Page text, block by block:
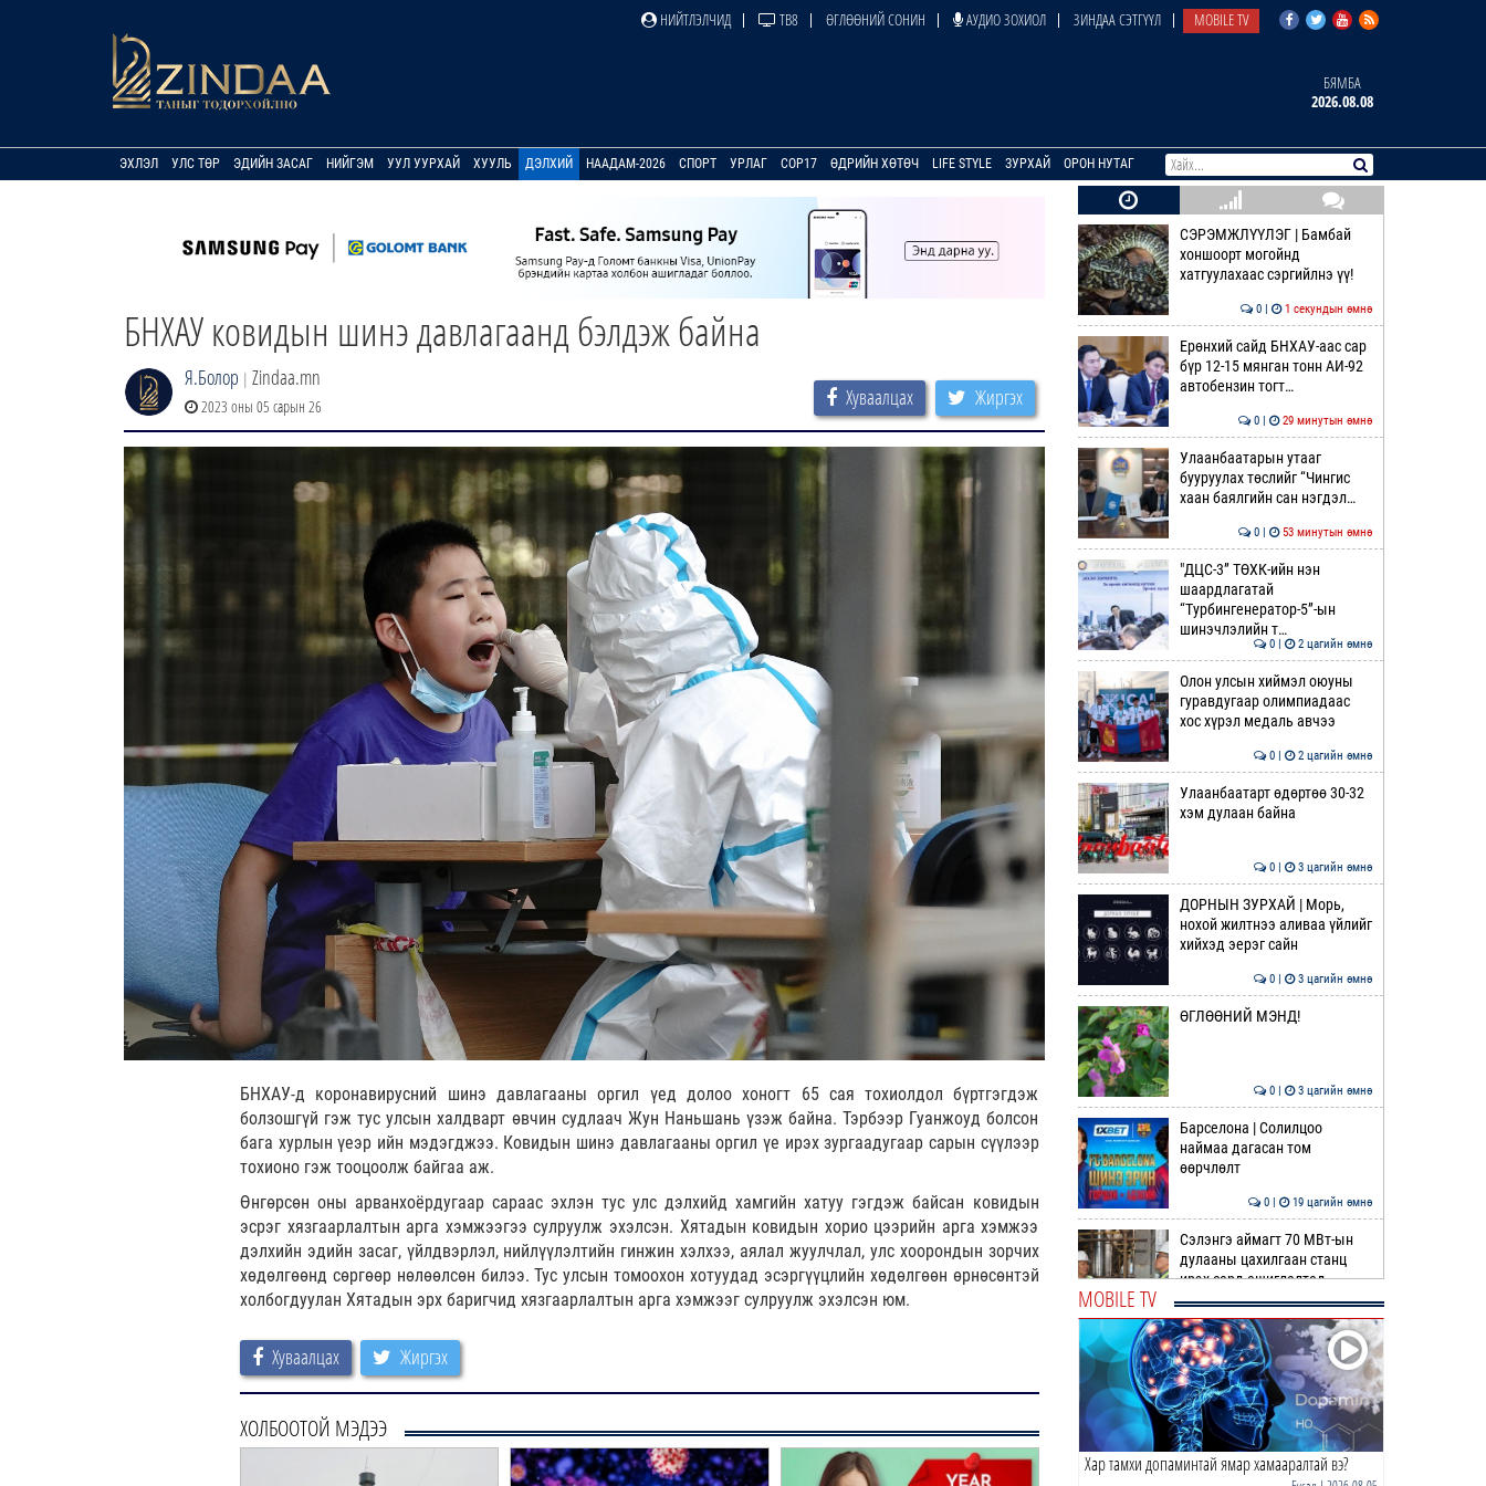
НИЙТЛЭЛЧИД ТВ8 ӨГЛӨӨНИЙ СОНИН АУДИО ЗОХИОЛ ЗИНДАА СЭТГҮҮЛ MOBILE TV
БЯМБА
2026.08.08
ЭХЛЭЛ УЛС ТӨР ЭДИЙН ЗАСАГ НИЙГЭМ УУЛ УУРХАЙ ХУУЛЬ ДЭЛХИЙ НААДАМ-2026 СПОРТ УРЛАГ COP17 ӨДРИЙН ХӨТӨЧ LIFE STYLE ЗУРХАЙ ОРОН НУТАГ
БНХАУ ковидын шинэ давлагаанд бэлдэж байна
Я.Болор | Zindaa.mn
2023 оны 05 сарын 26 Хуваалцах Жиргэх
БНХАУ-д коронавирусний шинэ давлагааны оргил үед долоо хоногт 65 сая тохиолдол бүртгэгдэж
болзошгүй гэж тус улсын халдварт өвчин судлаач Жун Наньшань үзэж байна. Тэрбээр Гуанжоуд болсон
бага хурлын үеэр ийн мэдэгджээ. Ковидын шинэ давлагааны оргил үе ирэх зургаадугаар сарын сүүлээр
тохионо гэж тооцоолж байгаа аж.
Өнгөрсөн оны арванхоёрдугаар сараас эхлэн тус улс дэлхийд хамгийн хатуу гэгдэж байсан ковидын
эсрэг хязгаарлалтын арга хэмжээгээ сулруулж эхэлсэн. Хятадын ковидын хорио цээрийн арга хэмжээ
дэлхийн эдийн засаг, үйлдвэрлэл, нийлүүлэлтийн гинжин хэлхээ, аялал жуулчлал, улс хоорондын зорчих
хөдөлгөөнд сөргөөр нөлөөлсөн билээ. Тус улсын томоохон хотуудад эсэргүүцлийн хөдөлгөөн өрнөсөнтэй
холбогдуулан Хятадын эрх баригчид хязгаарлалтын арга хэмжээг сулруулж эхэлсэн юм.
Хуваалцах Жиргэх
ХОЛБООТОЙ МЭДЭЭ
СЭРЭМЖЛҮҮЛЭГ | Бамбай
хоншоорт могойнд
хатгуулахаас сэргийлнэ үү!
0 | 1 секундын өмнө
Ерөнхий сайд БНХАУ-аас сар
бүр 12-15 мянган тонн АИ-92
автобензин тогт…
0 | 29 минутын өмнө
Улаанбаатарын утааг
бууруулах төслийг “Чингис
хаан баялгийн сан нэгдэл…
0 | 53 минутын өмнө
"ДЦС-3” ТӨХК-ийн нэн
шаардлагатай
“Турбингенератор-5”-ын
шинэчлэлийн т…
0 | 2 цагийн өмнө
Олон улсын хиймэл оюуны
гуравдугаар олимпиадаас
хос хүрэл медаль авчээ
0 | 2 цагийн өмнө
Улаанбаатарт өдөртөө 30-32
хэм дулаан байна
0 | 3 цагийн өмнө
ДОРНЫН ЗУРХАЙ | Морь,
нохой жилтнээ аливаа үйлийг
хийхэд эерэг сайн
0 | 3 цагийн өмнө
ӨГЛӨӨНИЙ МЭНД!
0 | 3 цагийн өмнө
Барселона | Солилцоо
наймаа дагасан том
өөрчлөлт
0 | 19 цагийн өмнө
Сэлэнгэ аймагт 70 МВт-ын
дулааны цахилгаан станц
ирэх сард ашиглалтад …
ДОХИО | Газрын тосны ханш
өсөж эхэллээ
0 | 20 цагийн өмнө
Шатахуун дамлан борлуулсан
MOBILE TV
Хар тамхи допаминтай ямар хамааралтай вэ?